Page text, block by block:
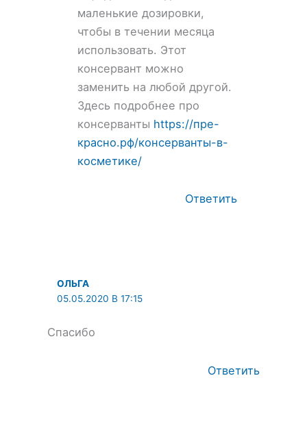
маленькие дозировки,
чтобы в течении месяца
использовать. Этот
консервант можно
заменить на любой другой.
Здесь подробнее про
консерванты https://пре-
красно.рф/консерванты-в-
косметике/
Ответить
ОЛЬГА
05.05.2020 В 17:15
Спасибо
Ответить